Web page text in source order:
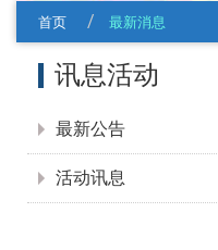
首页 最新消息
讯息活动
最新公告
活动讯息